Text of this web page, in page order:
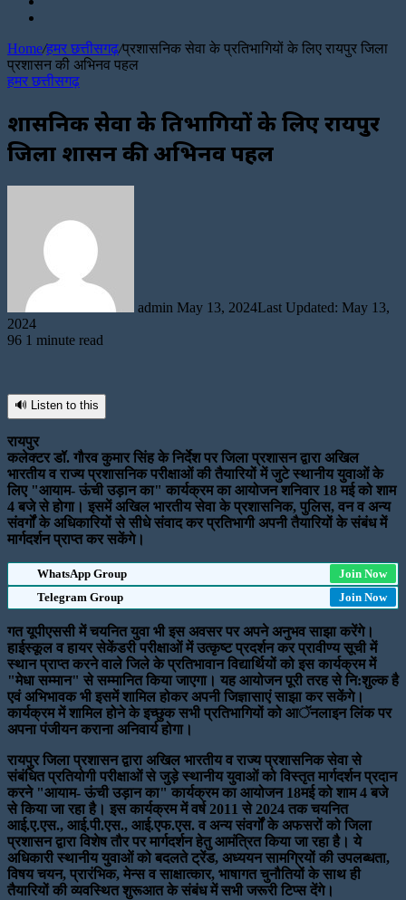
Home/हमर छत्तीसगढ़/प्रशासनिक सेवा के प्रतिभागियों के लिए रायपुर जिला
प्रशासन की अभिनव पहल
हमर छत्तीसगढ़
प्रशासनिक सेवा के प्रतिभागियों के लिए रायपुर
जिला प्रशासन की अभिनव पहल
admin May 13, 2024Last Updated: May 13,
2024
96 1 minute read
🔊 Listen to this
रायपुर
कलेक्टर डॉ. गौरव कुमार सिंह के निर्देश पर जिला प्रशासन द्वारा अखिल
भारतीय व राज्य प्रशासनिक परीक्षाओं की तैयारियों में जुटे स्थानीय युवाओं के
लिए "आयाम- ऊंची उड़ान का" कार्यक्रम का आयोजन शनिवार 18 मई को शाम
4 बजे से होगा। इसमें अखिल भारतीय सेवा के प्रशासनिक, पुलिस, वन व अन्य
संवर्गों के अधिकारियों से सीधे संवाद कर प्रतिभागी अपनी तैयारियों के संबंध में
मार्गदर्शन प्राप्त कर सकेंगे।
WhatsApp Group
Join Now
Telegram Group
Join Now
गत यूपीएससी में चयनित युवा भी इस अवसर पर अपने अनुभव साझा करेंगे।
हाईस्कूल व हायर सेकेंडरी परीक्षाओं में उत्कृष्ट प्रदर्शन कर प्रावीण्य सूची में
स्थान प्राप्त करने वाले जिले के प्रतिभावान विद्यार्थियों को इस कार्यक्रम में
"मेधा सम्मान" से सम्मानित किया जाएगा। यह आयोजन पूरी तरह से नि:शुल्क है
एवं अभिभावक भी इसमें शामिल होकर अपनी जिज्ञासाएं साझा कर सकेंगे।
कार्यक्रम में शामिल होने के इच्छुक सभी प्रतिभागियों को आॅनलाइन लिंक पर
अपना पंजीयन कराना अनिवार्य होगा।
रायपुर जिला प्रशासन द्वारा अखिल भारतीय व राज्य प्रशासनिक सेवा से
संबंधित प्रतियोगी परीक्षाओं से जुड़े स्थानीय युवाओं को विस्तृत मार्गदर्शन प्रदान
करने "आयाम- ऊंची उड़ान का" कार्यक्रम का आयोजन 18मई को शाम 4 बजे
से किया जा रहा है। इस कार्यक्रम में वर्ष 2011 से 2024 तक चयनित
आई.ए.एस., आई.पी.एस., आई.एफ.एस. व अन्य संवर्गों के अफसरों को जिला
प्रशासन द्वारा विशेष तौर पर मार्गदर्शन हेतु आमंत्रित किया जा रहा है। ये
अधिकारी स्थानीय युवाओं को बदलते ट्रेंड, अध्ययन सामग्रियों की उपलब्धता,
विषय चयन, प्रारंभिक, मेन्स व साक्षात्कार, भाषागत चुनौतियों के साथ ही
तैयारियों की व्यवस्थित शुरूआत के संबंध में सभी जरूरी टिप्स देंगे।